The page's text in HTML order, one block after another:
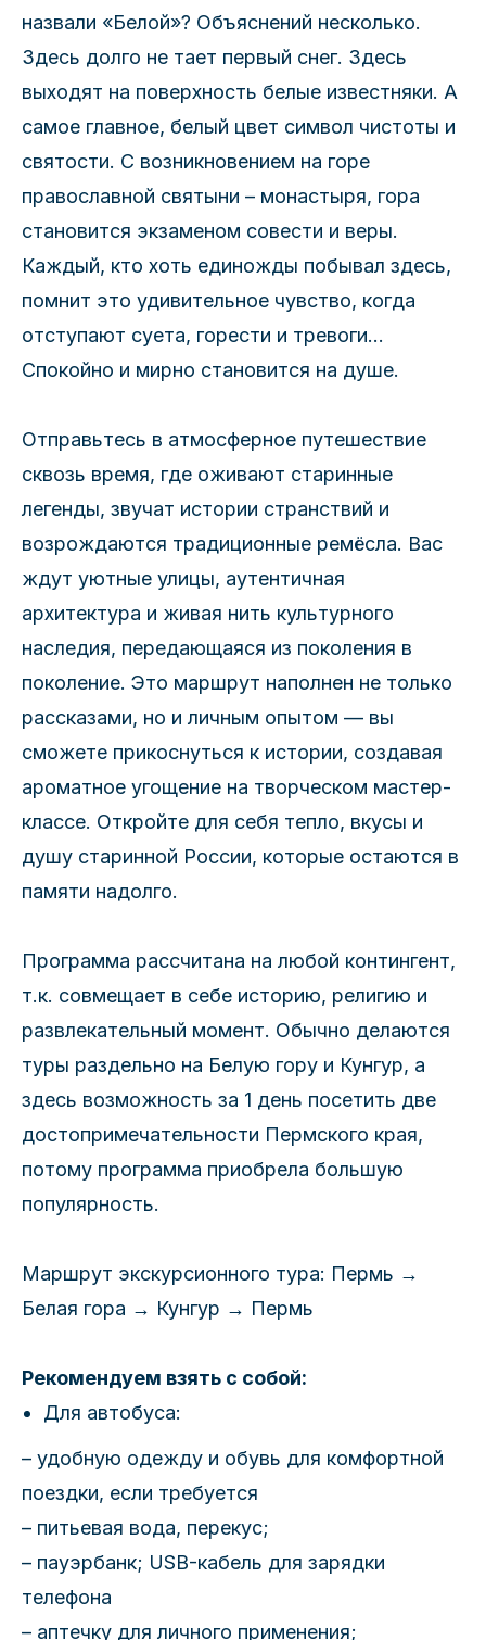
назвали «Белой»? Объяснений несколько.
Здесь долго не тает первый снег. Здесь
выходят на поверхность белые известняки. А
самое главное, белый цвет символ чистоты и
святости. С возникновением на горе
православной святыни – монастыря, гора
становится экзаменом совести и веры.
Каждый, кто хоть единожды побывал здесь,
помнит это удивительное чувство, когда
отступают суета, горести и тревоги...
Спокойно и мирно становится на душе.
Отправьтесь в атмосферное путешествие
сквозь время, где оживают старинные
легенды, звучат истории странствий и
возрождаются традиционные ремёсла. Вас
ждут уютные улицы, аутентичная
архитектура и живая нить культурного
наследия, передающаяся из поколения в
поколение. Это маршрут наполнен не только
рассказами, но и личным опытом — вы
сможете прикоснуться к истории, создавая
ароматное угощение на творческом мастер-
классе. Откройте для себя тепло, вкусы и
душу старинной России, которые остаются в
памяти надолго.
Программа рассчитана на любой контингент,
т.к. совмещает в себе историю, религию и
развлекательный момент. Обычно делаются
туры раздельно на Белую гору и Кунгур, а
здесь возможность за 1 день посетить две
достопримечательности Пермского края,
потому программа приобрела большую
популярность.
Маршрут экскурсионного тура: Пермь →
Белая гора → Кунгур → Пермь
Рекомендуем взять с собой:
Для автобуса:
– удобную одежду и обувь для комфортной
поездки, если требуется
– питьевая вода, перекус;
– пауэрбанк; USB-кабель для зарядки
телефона
– аптечку для личного применения;